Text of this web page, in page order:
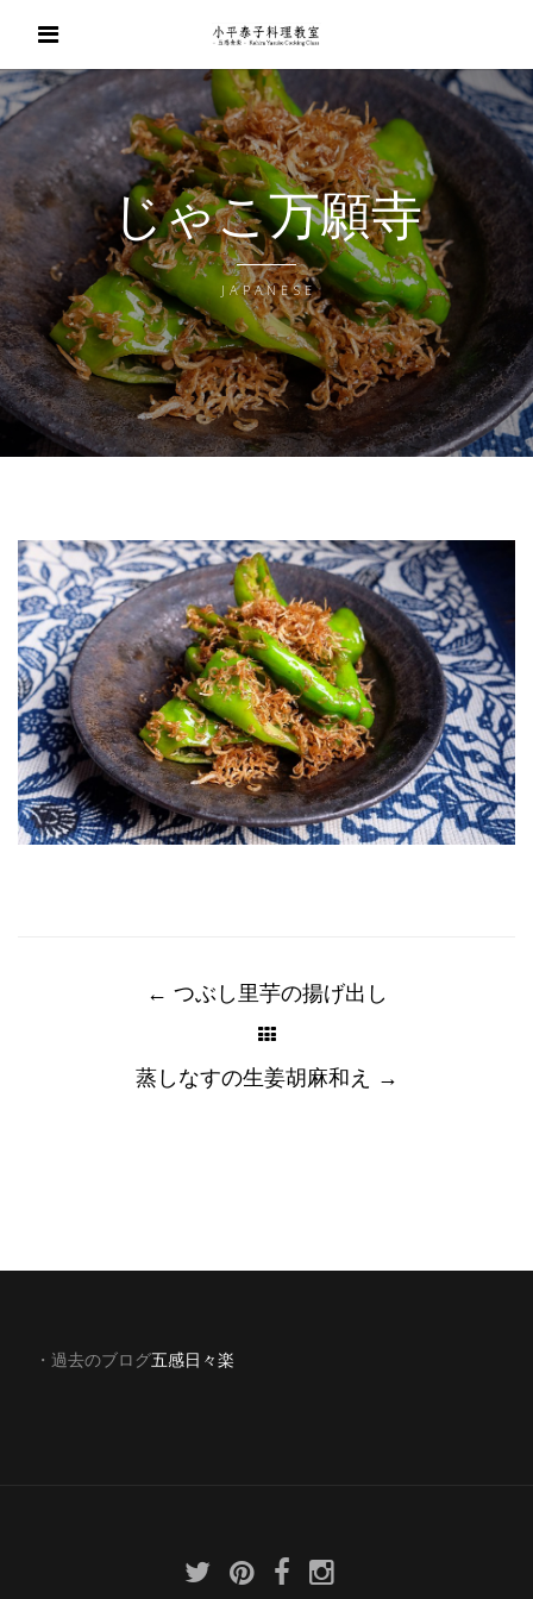
じゃこ万願寺
JAPANESE
navigation
← つぶし里芋の揚げ出し
蒸しなすの生姜胡麻和え →
・過去のブログ五感日々楽